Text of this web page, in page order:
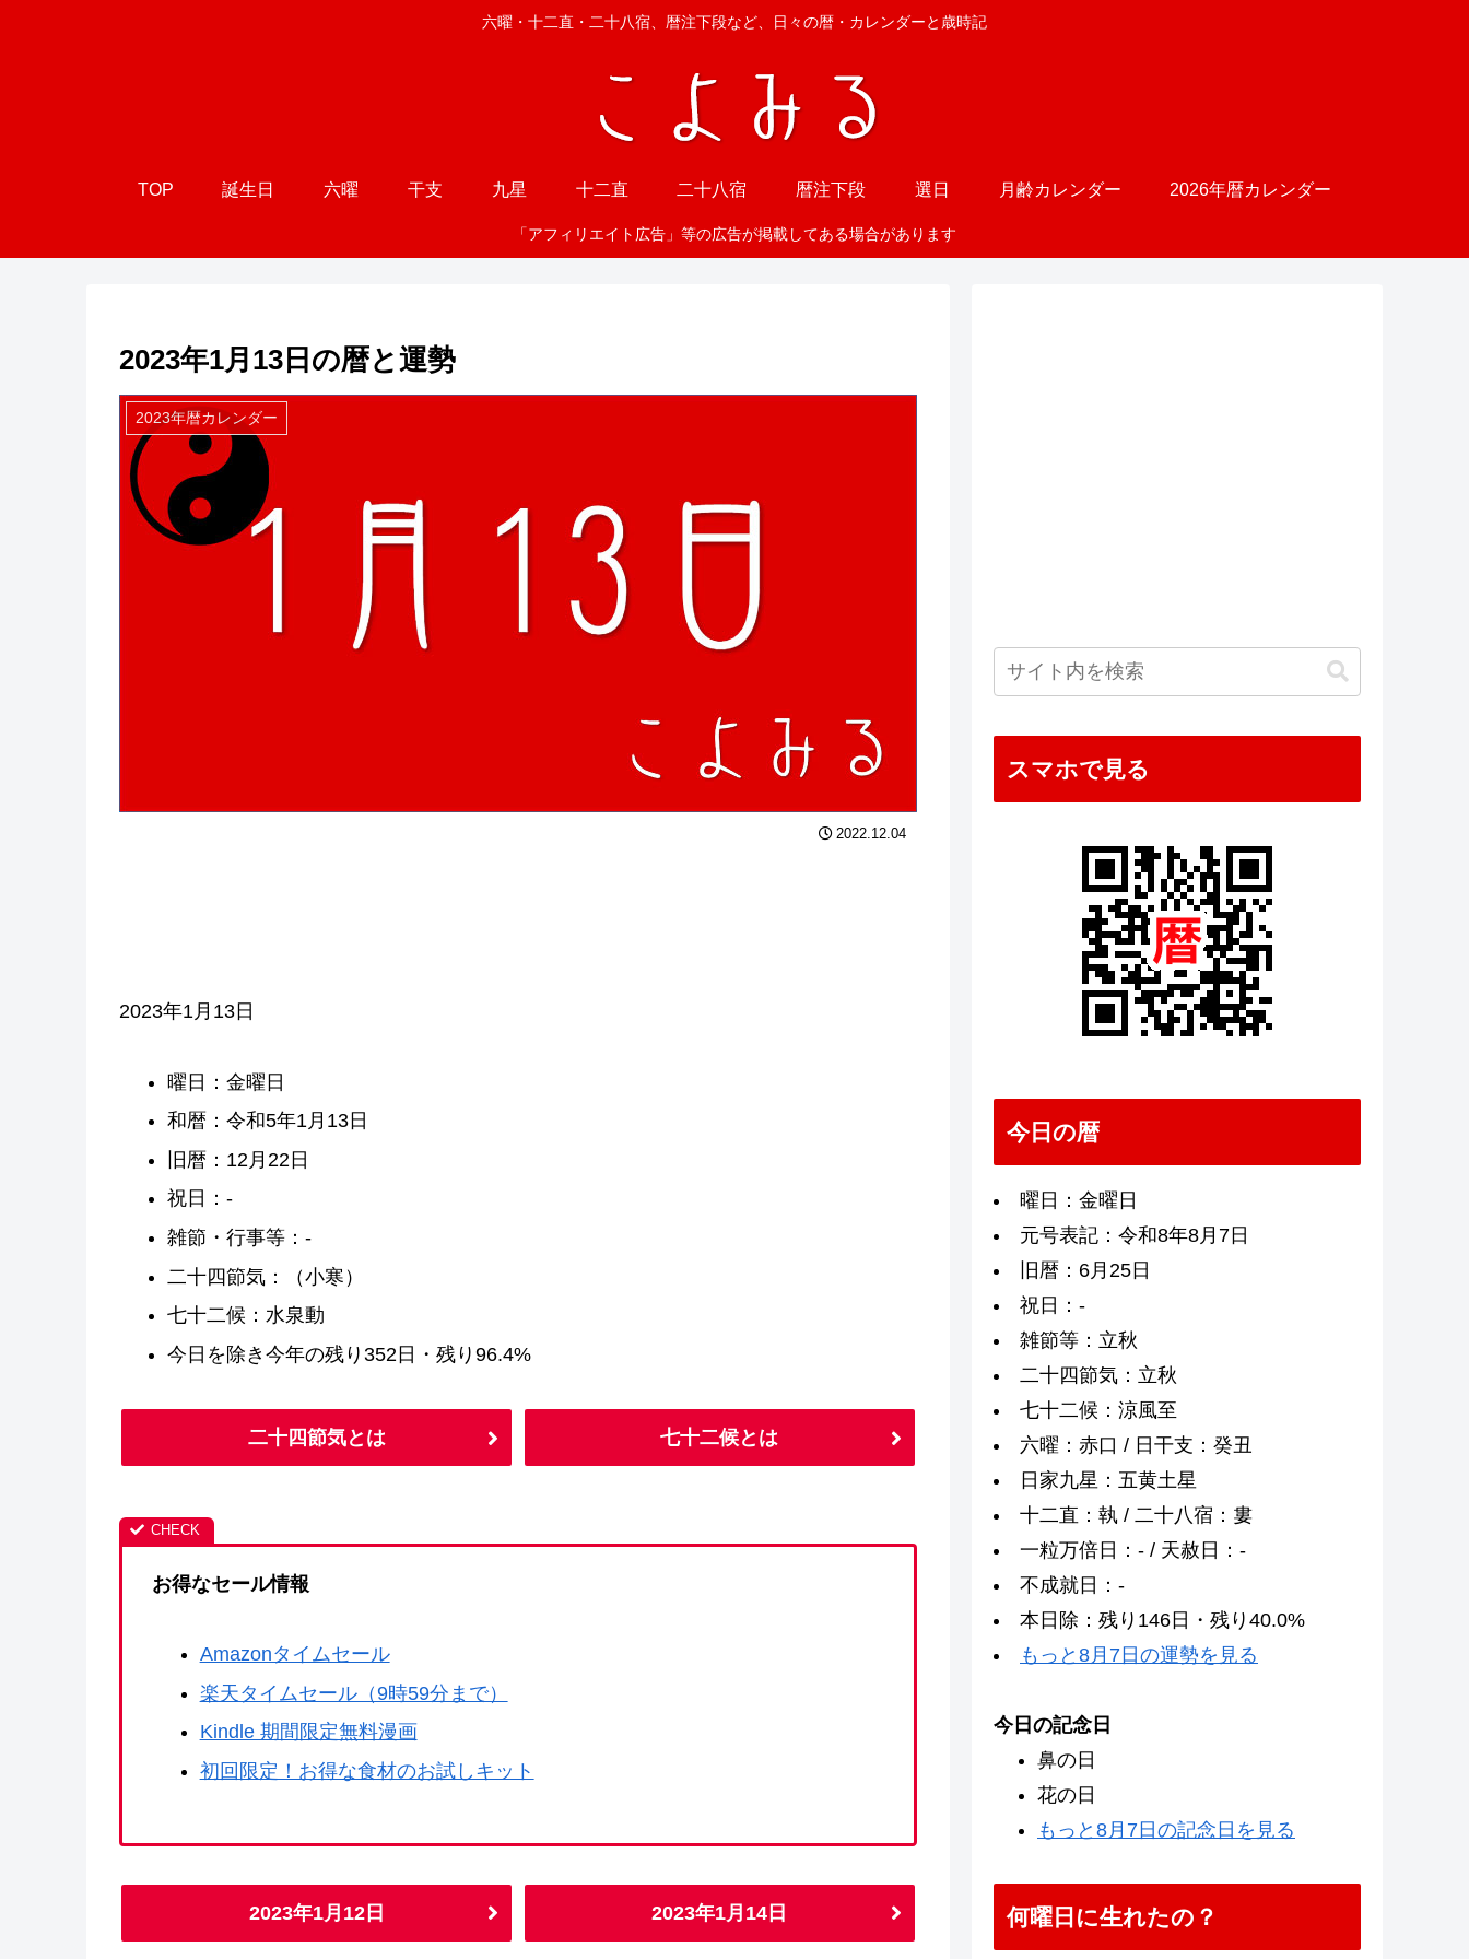
六曜・十二直・二十八宿、暦注下段など、日々の暦・カレンダーと歳時記
TOP 誕生日 六曜 干支 九星 十二直 二十八宿 暦注下段 選日 月齢カレンダー 2026年暦カレンダー
「アフィリエイト広告」等の広告が掲載してある場合があります
2023年1月13日の暦と運勢
2023年暦カレンダー
2022.12.04
2023年1月13日
曜日：金曜日
和暦：令和5年1月13日
旧暦：12月22日
祝日：-
雑節・行事等：-
二十四節気：（小寒）
七十二候：水泉動
今日を除き今年の残り352日・残り96.4%
二十四節気とは 七十二候とは
お得なセール情報
Amazonタイムセール
楽天タイムセール（9時59分まで）
Kindle 期間限定無料漫画
初回限定！お得な食材のお試しキット
2023年1月12日 2023年1月14日
スマホで見る
今日の暦
曜日：金曜日
元号表記：令和8年8月7日
旧暦：6月25日
祝日：-
雑節等：立秋
二十四節気：立秋
七十二候：涼風至
六曜：赤口 / 日干支：癸丑
日家九星：五黄土星
十二直：執 / 二十八宿：婁
一粒万倍日：- / 天赦日：-
不成就日：-
本日除：残り146日・残り40.0%
もっと8月7日の運勢を見る
今日の記念日
鼻の日
花の日
もっと8月7日の記念日を見る
何曜日に生れたの？